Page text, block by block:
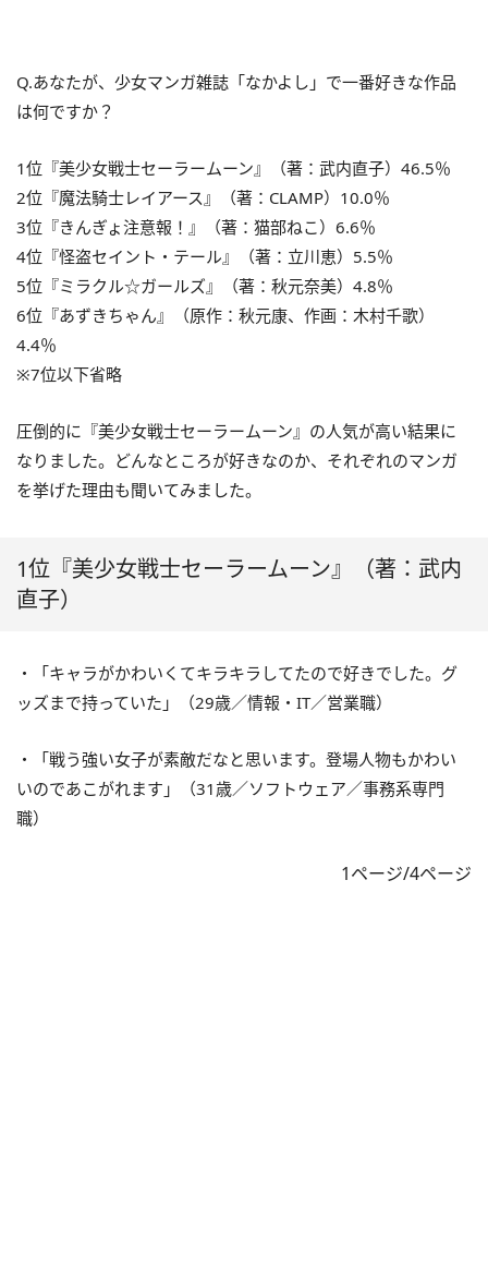
Q.あなたが、少女マンガ雑誌「なかよし」で一番好きな作品
は何ですか？
1位『美少女戦士セーラームーン』（著：武内直子）46.5％
2位『魔法騎士レイアース』（著：CLAMP）10.0％
3位『きんぎょ注意報！』（著：猫部ねこ）6.6％
4位『怪盗セイント・テール』（著：立川恵）5.5％
5位『ミラクル☆ガールズ』（著：秋元奈美）4.8％
6位『あずきちゃん』（原作：秋元康、作画：木村千歌）
4.4％
※7位以下省略
圧倒的に『美少女戦士セーラームーン』の人気が高い結果に
なりました。どんなところが好きなのか、それぞれのマンガ
を挙げた理由も聞いてみました。
1位『美少女戦士セーラームーン』（著：武内
直子）
・「キャラがかわいくてキラキラしてたので好きでした。グ
ッズまで持っていた」（29歳／情報・IT／営業職）
・「戦う強い女子が素敵だなと思います。登場人物もかわい
いのであこがれます」（31歳／ソフトウェア／事務系専門
職）
1ページ/4ページ